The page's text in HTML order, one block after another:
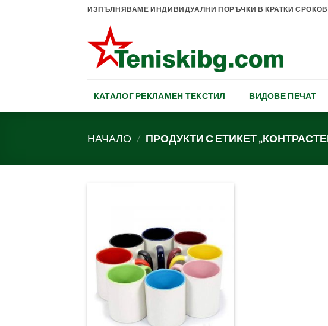
ИЗПЪЛНЯВАМЕ ИНДИВИДУАЛНИ ПОРЪЧКИ В КРАТКИ
КАТАЛОГ РЕКЛАМЕН ТЕКСТИЛ ВИДОВЕ ПЕЧАТ
НАЧАЛО / ПРОДУКТИ С ЕТИКЕТ